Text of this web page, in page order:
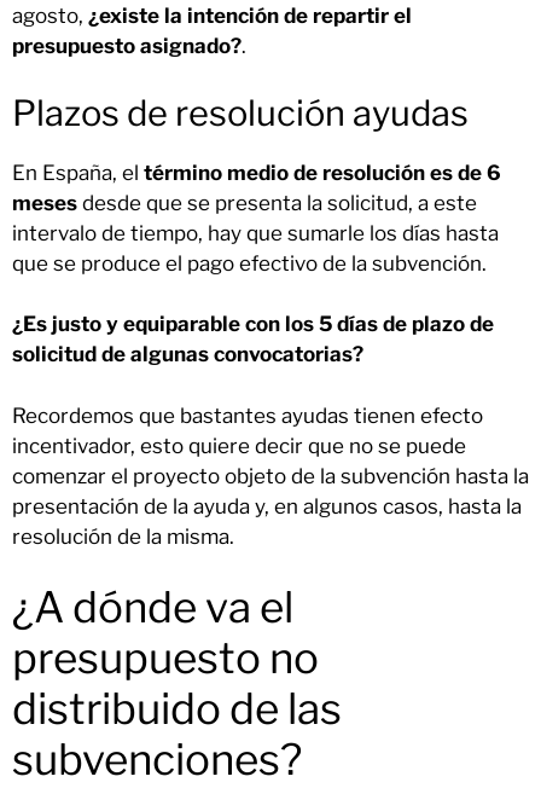
agosto, ¿existe la intención de repartir el
presupuesto asignado?.
Plazos de resolución ayudas
En España, el término medio de resolución es de 6
meses desde que se presenta la solicitud, a este
intervalo de tiempo, hay que sumarle los días hasta
que se produce el pago efectivo de la subvención.
¿Es justo y equiparable con los 5 días de plazo de
solicitud de algunas convocatorias?
Recordemos que bastantes ayudas tienen efecto
incentivador, esto quiere decir que no se puede
comenzar el proyecto objeto de la subvención hasta la
presentación de la ayuda y, en algunos casos, hasta la
resolución de la misma.
¿A dónde va el
presupuesto no
distribuido de las
subvenciones?